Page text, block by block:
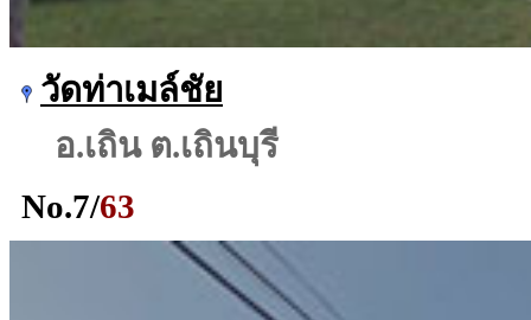
วัดท่าเมล์ชัย
อ.เถิน ต.เถินบุรี
No.7/63